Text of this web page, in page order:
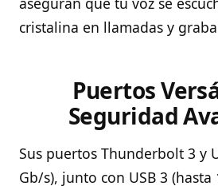
cristalina en llamadas y
Puertos
Seguridad
Sus puertos Thunderbolt 3 y
Gb/s), junto con USB 3 (hasta